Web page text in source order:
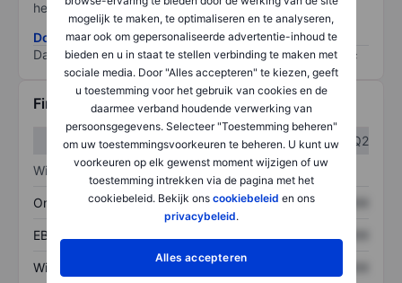
mogelijk te maken, te optimaliseren en te analyseren,
maar ook om gepersonaliseerde advertentie-inhoud te
bieden en u in staat te stellen verbinding te maken met
sociale media. Door "Alles accepteren" te kiezen, geeft
u toestemming voor het gebruik van cookies en de
daarmee verband houdende verwerking van
persoonsgegevens. Selecteer "Toestemming beheren"
om uw toestemmingsvoorkeuren te beheren. U kunt uw
voorkeuren op elk gewenst moment wijzigen of uw
toestemming intrekken via de pagina met het
cookiebeleid. Bekijk ons cookiebeleid en ons
privacybeleid.
Alles accepteren
het grootste risico).
Download de ESG-risicomethodologie
Data provided by
/
Financiële gegevens
Q1
Q2
Winst/verlies
Omzet XXXXXXX XXXXXXX
EBITDA
Winst XXXXXXX